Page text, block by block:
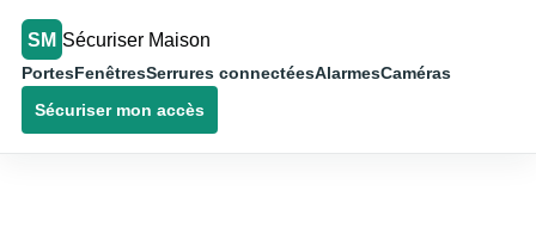
SM Sécuriser Maison
PortesFenêtresSerrures connectéesAlarmesCaméras
Sécuriser mon accès